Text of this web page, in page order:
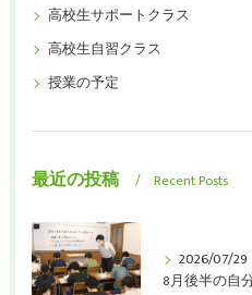
高校生サポートクラス
高校生自習クラス
授業の予定
最近の投稿 Recent Posts
2026/07/29
8月後半の自